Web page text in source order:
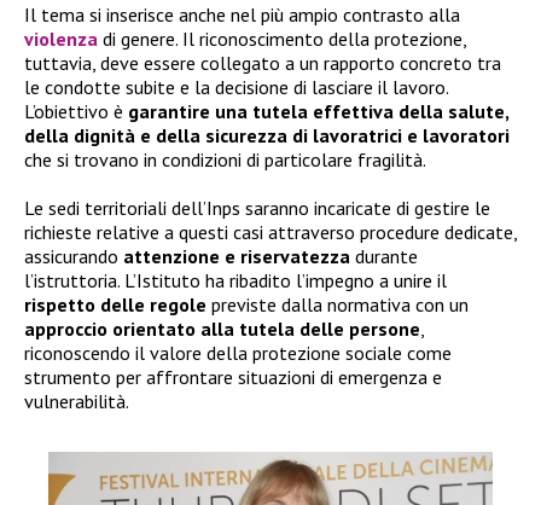
Il tema si inserisce anche nel più ampio contrasto alla
violenza di genere. Il riconoscimento della protezione,
tuttavia, deve essere collegato a un rapporto concreto tra
le condotte subite e la decisione di lasciare il lavoro.
L’obiettivo è garantire una tutela effettiva della salute,
della dignità e della sicurezza di lavoratrici e lavoratori
che si trovano in condizioni di particolare fragilità.
Le sedi territoriali dell’Inps saranno incaricate di gestire le
richieste relative a questi casi attraverso procedure dedicate,
assicurando attenzione e riservatezza durante
l’istruttoria. L’Istituto ha ribadito l’impegno a unire il
rispetto delle regole previste dalla normativa con un
approccio orientato alla tutela delle persone
riconoscendo il valore della protezione sociale come
strumento per affrontare situazioni di emergenza e
vulnerabilità.